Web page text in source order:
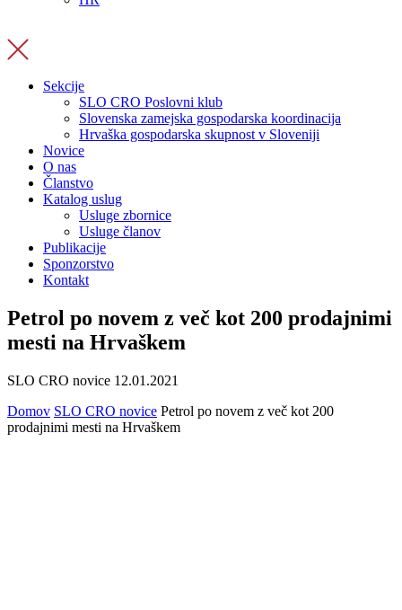
Sekcije
SLO CRO Poslovni klub
Slovenska zamejska gospodarska koordinacija
Hrvaška gospodarska skupnost v Sloveniji
Novice
O nas
Članstvo
Katalog uslug
Usluge zbornice
Usluge članov
Publikacije
Sponzorstvo
Kontakt
Petrol po novem z več kot 200 prodajnimi
mesti na Hrvaškem
SLO CRO novice 12.01.2021
Domov SLO CRO novice Petrol po novem z več kot 200
prodajnimi mesti na Hrvaškem